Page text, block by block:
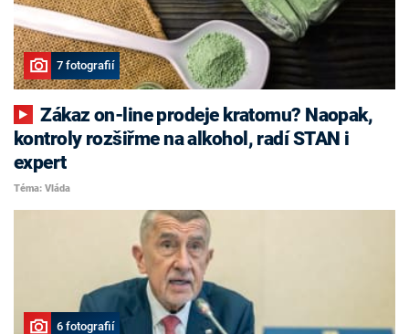
7 fotografií
Zákaz on-line prodeje kratomu? Naopak,
kontroly rozšiřme na alkohol, radí STAN i
expert
Téma: Vláda
6 fotografií